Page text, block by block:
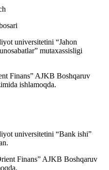
universitetini “Jahon
mutaxassisligi
Finans” AJKB Boshqaruv
ishlamoqda.
universitetini “Bank ishi”
Finans” AJKB Boshqaruv